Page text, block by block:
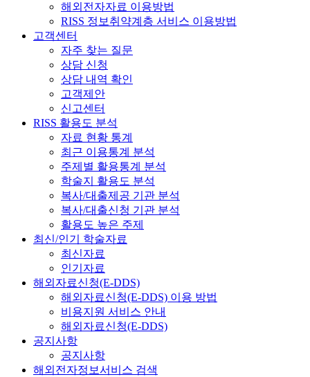
해외전자자료 이용방법
RISS 정보취약계층 서비스 이용방법
고객센터
자주 찾는 질문
상담 신청
상담 내역 확인
고객제안
신고센터
RISS 활용도 분석
자료 현황 통계
최근 이용통계 분석
주제별 활용통계 분석
학술지 활용도 분석
복사/대출제공 기관 분석
복사/대출신청 기관 분석
활용도 높은 주제
최신/인기 학술자료
최신자료
인기자료
해외자료신청(E-DDS)
해외자료신청(E-DDS) 이용 방법
비용지원 서비스 안내
해외자료신청(E-DDS)
공지사항
공지사항
해외전자정보서비스 검색